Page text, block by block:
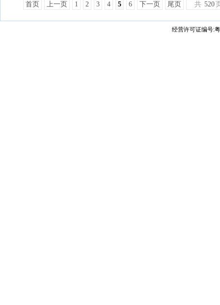
首页 上一页 1 2 3 4 5 6 下一页 尾页 共 520
经营许可证编号: